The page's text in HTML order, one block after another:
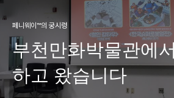
페니웨이™의 궁시렁
부천만화박물관에
하고 왔습니다